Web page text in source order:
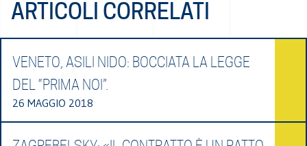
ARTICOLI CORRELATI
VENETO, ASILI NIDO: BOCCIATA LA LEGGE
DEL “PRIMA NOI”.
26 MAGGIO 2018